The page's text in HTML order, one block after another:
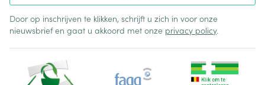
Door op inschrijven te klikken, schrijft u zich in voor onze
nieuwsbrief en gaat u akkoord met onze privacy policy.